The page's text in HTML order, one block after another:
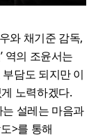
와 채기준 감독,
역의 조윤서는
담도 되지만 이
노력하겠다.
설레는 마음과
>를 통해